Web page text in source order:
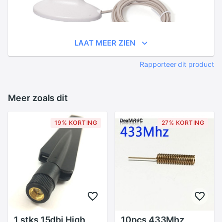
LAAT MEER ZIEN
Rapporteer dit product
Meer zoals dit
19% KORTING
1 stks 15dbi High
27% KORTING
10pcs 433Mhz